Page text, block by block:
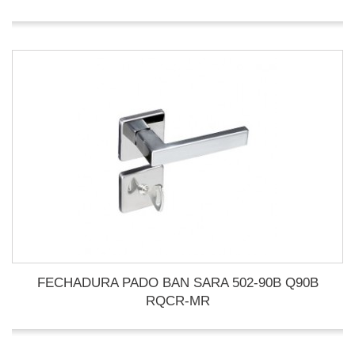
FECHADURA PADO BAN SARA 502-90B Q90B
RQCR-MR